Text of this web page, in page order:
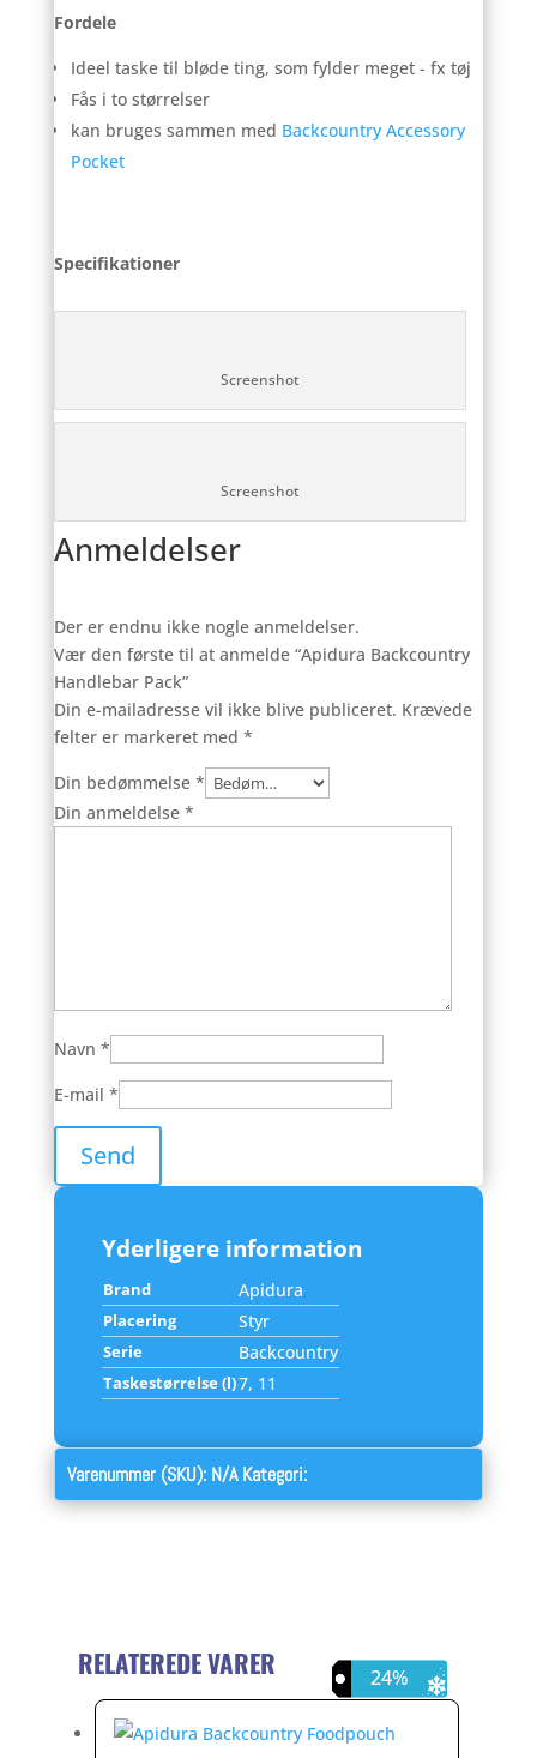
Fordele
Ideel taske til bløde ting, som fylder meget - fx tøj
Fås i to størrelser
kan bruges sammen med Backcountry Accessory
Pocket
Specifikationer
Screenshot
Screenshot
Anmeldelser
Der er endnu ikke nogle anmeldelser.
Vær den første til at anmelde “Apidura Backcountry
Handlebar Pack”
Din e-mailadresse vil ikke blive publiceret. Krævede
felter er markeret med *
Din bedømmelse *
Din anmeldelse *
Navn *
E-mail *
Yderligere information
Brand Apidura
Placering Styr
Serie Backcountry
Taskestørrelse (l)7, 11
Varenummer (SKU): N/A Kategori:
RELATEREDE VARER 29%
24%
24%